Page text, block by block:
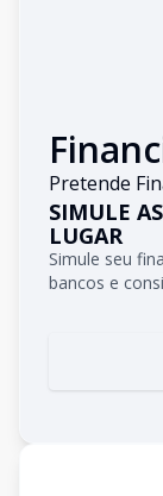
Pretende
SIMULE
LUGAR
Simule seu
bancos e